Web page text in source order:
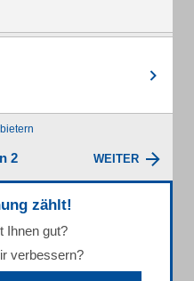
2 WEITER
zählt!
Ihnen gut?
verbessern?